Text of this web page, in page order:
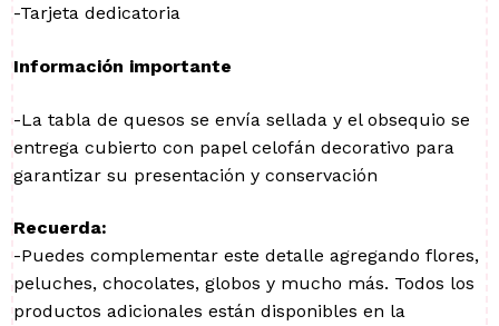
-Tarjeta dedicatoria
Información importante
-La tabla de quesos se envía sellada y el obsequio se
entrega cubierto con papel celofán decorativo para
garantizar su presentación y conservación
Recuerda:
-Puedes complementar este detalle agregando flores,
peluches, chocolates, globos y mucho más. Todos los
productos adicionales están disponibles en la